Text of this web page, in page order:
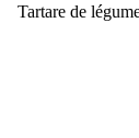
Tartare de